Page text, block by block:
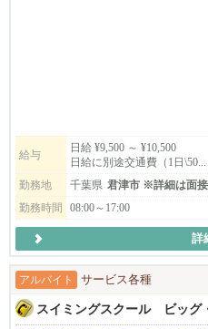
自分のペースで仕事もプライベ
方、東伸警備で働きませんか？
年齢・性別・経験は問いません
誘導について学ぶ研修期間があ
いです！天候に左右されること
来ます。資格や経験をお持ちの
給与
日給 ¥9,500 ～ ¥10,500
日給に別途交通費（1日\50...
勤務地
千葉県 君津市 ※詳細は面接
勤務時間
08:00～17:00
詳
アルバイト サービス各種
スイミングスクール ビッグ